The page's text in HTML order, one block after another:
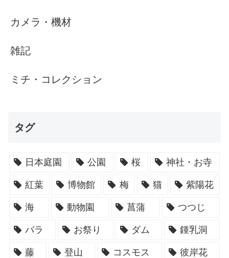
カメラ・機材
雑記
ミチ・コレクション
タグ
日本庭園 公園 桜 神社・お寺
紅葉 博物館 梅 猫 紫陽花
海 動物園 菖蒲 つつじ
バラ お祭り ダム 鍾乳洞
藤 登山 コスモス 彼岸花